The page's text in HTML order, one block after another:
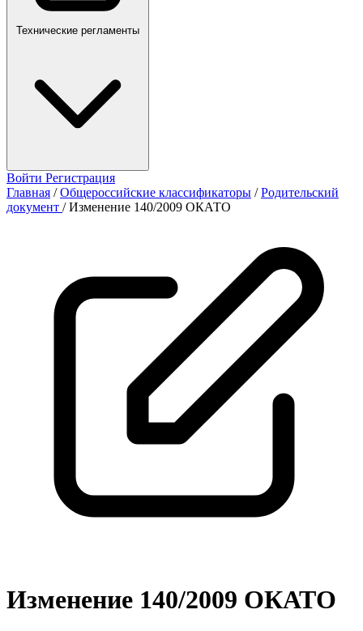
Технические регламенты
Войти Регистрация
Главная / Общероссийские классификаторы / Родительский
документ / Изменение 140/2009 ОКАТО
Изменение 140/2009 ОКАТО